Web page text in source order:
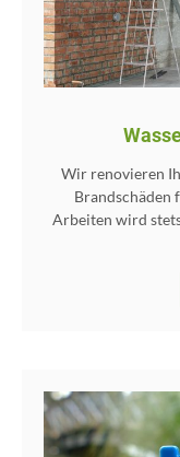
Wir renovieren
Brandschäden
Arbeiten wird